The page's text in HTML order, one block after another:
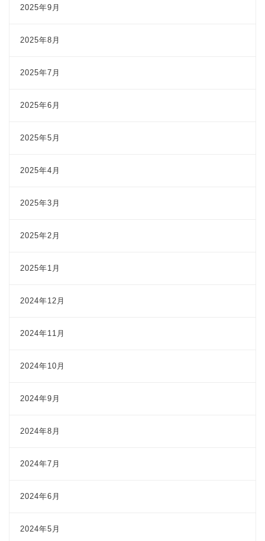
2025年9月
2025年8月
2025年7月
2025年6月
2025年5月
2025年4月
2025年3月
2025年2月
2025年1月
2024年12月
2024年11月
2024年10月
2024年9月
2024年8月
2024年7月
2024年6月
2024年5月